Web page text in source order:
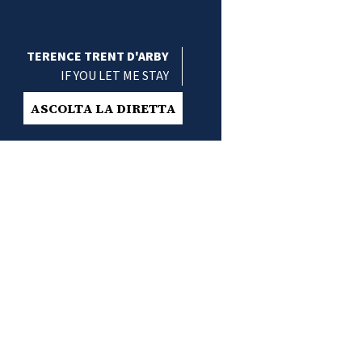
TERENCE TRENT D'ARBY
IF YOU LET ME STAY
ASCOLTA LA DIRETTA